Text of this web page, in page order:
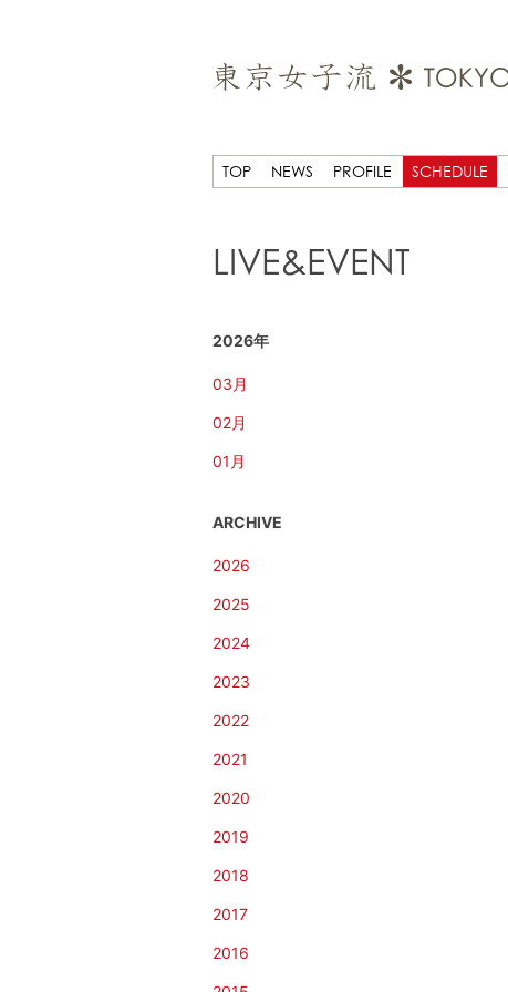
TOP NEWS PROFILE SCHEDULE
LIVE&EVENT
2026年
03月
02月
01月
ARCHIVE
2026
2025
2024
2023
2022
2021
2020
2019
2018
2017
2016